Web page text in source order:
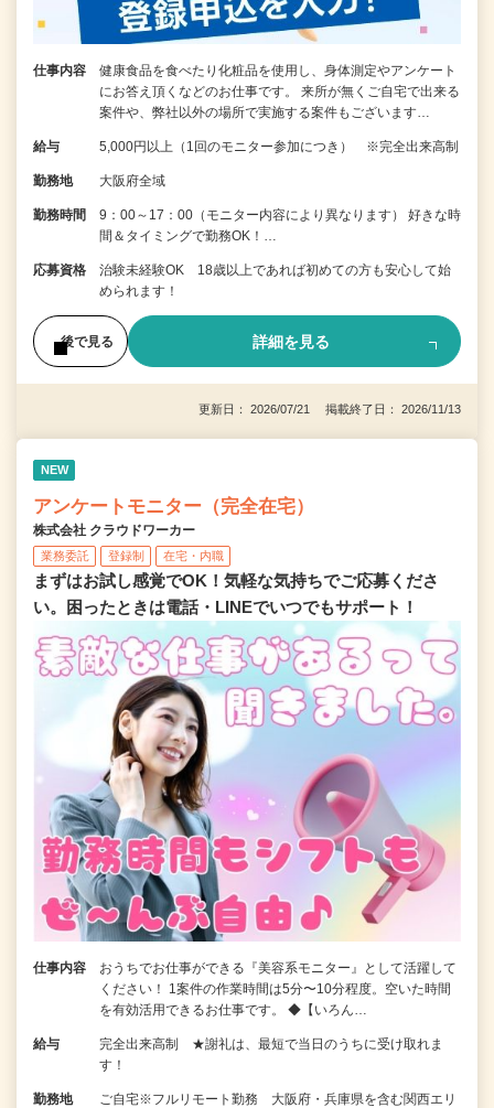
仕事内容
健康食品を食べたり化粧品を使用し、身体測定やアンケート
にお答え頂くなどのお仕事です。 来所が無くご自宅で出来る
案件や、弊社以外の場所で実施する案件もございます…
給与 5,000円以上（1回のモニター参加につき） ※完全出来高制
勤務地 大阪府全域
勤務時間
9：00～17：00（モニター内容により異なります） 好きな時
間＆タイミングで勤務OK！…
応募資格
治験未経験OK 18歳以上であれば初めての方も安心して始
められます！
後で見る 詳細を見る
更新日： 2026/07/21 掲載終了日： 2026/11/13
NEW
アンケートモニター（完全在宅）
株式会社 クラウドワーカー
業務委託 登録制 在宅・内職
まずはお試し感覚でOK！気軽な気持ちでご応募くださ
い。困ったときは電話・LINEでいつでもサポート！
仕事内容
おうちでお仕事ができる『美容系モニター』として活躍して
ください！ 1案件の作業時間は5分〜10分程度。空いた時間
を有効活用できるお仕事です。 ◆【いろん…
給与
完全出来高制 ★謝礼は、最短で当日のうちに受け取れま
す！
勤務地
ご自宅※フルリモート勤務 大阪府・兵庫県を含む関西エリ